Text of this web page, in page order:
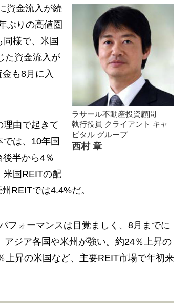
ラサール不動産投資顧問
執行役員 クライアント キャ
ピタル グループ
西村 章
資金流入が続
ぶりの高値圏
様で、米国
た資金流入が
も8月に入
理由で起きて
は、10年国
半から4％
米国REITの配
REITでは4.4%だ。
フォーマンスは目覚ましく、8月までに
ジア各国や米州が強い。約24％上昇の
昇の米国など、主要REIT市場で年初来